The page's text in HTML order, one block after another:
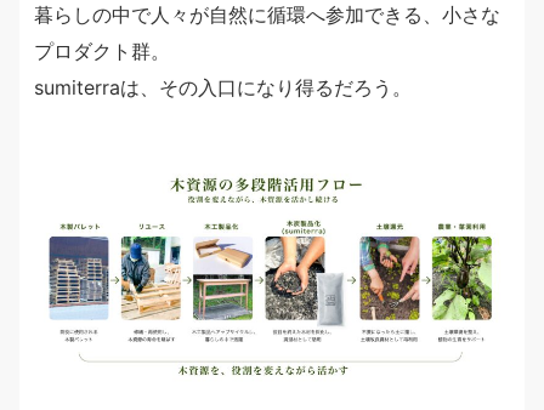
暮らしの中で人々が自然に循環へ参加できる、小さな
プロダクト群。
sumiterraは、その入口になり得るだろう。